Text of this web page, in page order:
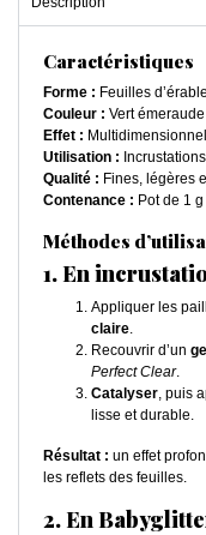
Caractéristiques
Forme : Feuilles
Couleur : Vert
Effet :
Utilisation :
Qualité : Fines, légères
Contenance : Pot de 1 g
Méthodes
1. En
Appliquer les
claire.
Recouvrir d’un
Perfect Clear.
Catalyser, puis
lisse et durable.
Résultat : un effet
les reflets des feuilles.
2. En